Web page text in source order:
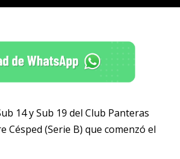
14 y Sub 19 del Club Panteras
(Serie B) que comenzó el